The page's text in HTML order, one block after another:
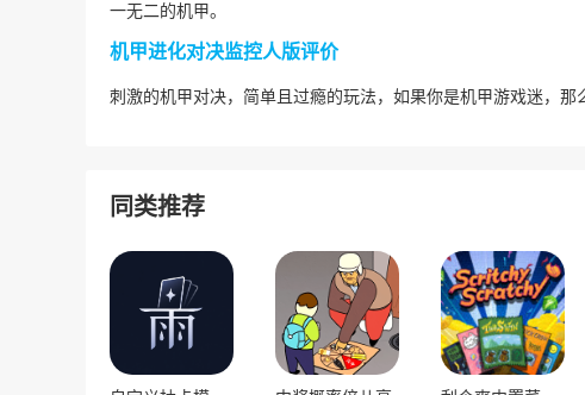
一无二的机甲。
机甲进化对决监控人版评价
刺激的机甲对决，简单且过瘾的玩法，如果你是机甲游戏迷，那
同类推荐